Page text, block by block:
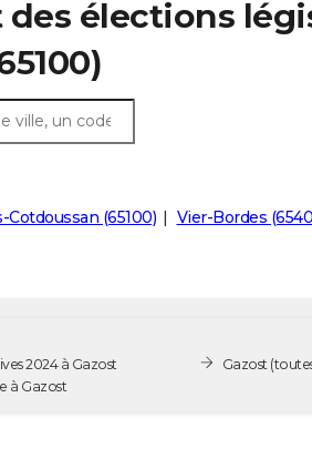
des élections
Cotdoussan (65100) Vier-Bordes
2024 à Gazost
Bureaux de vote à Gazost
Gazost